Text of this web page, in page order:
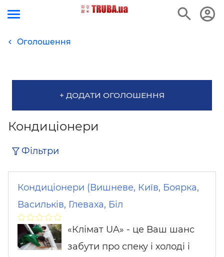
Оголошення
+ ДОДАТИ ОГОЛОШЕННЯ
Кондиціонери
Фільтри
Кондиціонери (Вишневе, Київ, Боярка,
Васильків, Глеваха, Біл
«Клімат UA» - це Ваш шанс
забути про спеку і холоді і